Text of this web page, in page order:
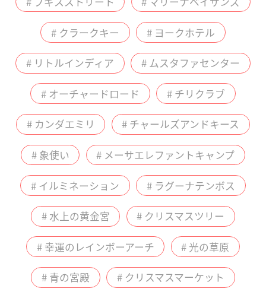
# クラークキー # ヨークホテル
# リトルインディア # ムスタファセンター
# オーチャードロード # チリクラブ
# カンダエミリ # チャールズアンドキース
# 象使い # メーサエレファントキャンプ
# イルミネーション # ラグーナテンボス
# 水上の黄金宮 # クリスマスツリー
# 幸運のレインボーアーチ # 光の草原
# 青の宮殿 # クリスマスマーケット